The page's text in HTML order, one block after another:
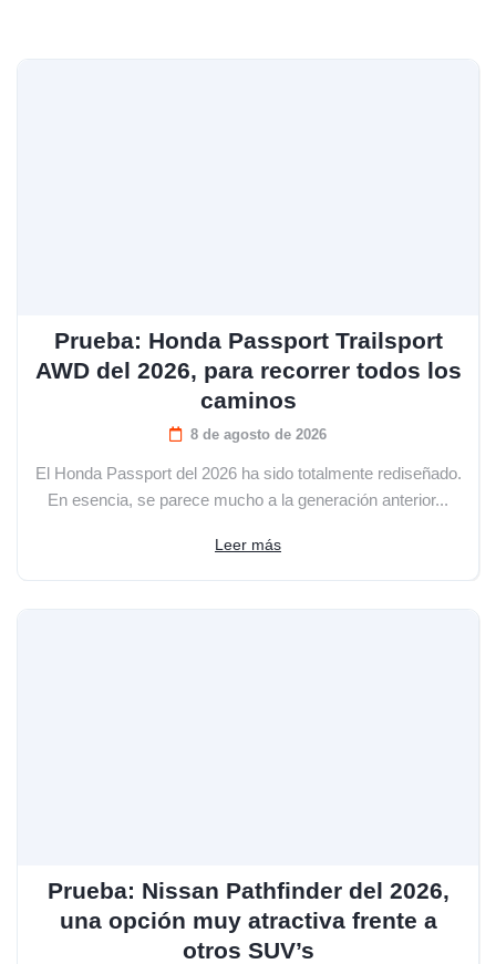
Prueba: Honda Passport Trailsport
AWD del 2026, para recorrer todos los
caminos
8 de agosto de 2026
El Honda Passport del 2026 ha sido totalmente rediseñado.
En esencia, se parece mucho a la generación anterior...
Leer más
Prueba: Nissan Pathfinder del 2026,
una opción muy atractiva frente a
otros SUV’s